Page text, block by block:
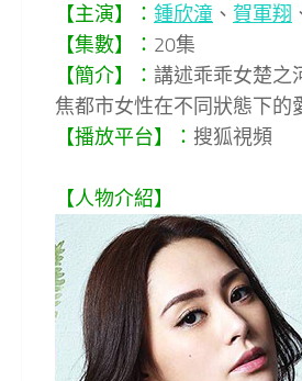
【主演】： 鍾欣潼 、 賀軍翔
【集數】： 20集
【簡介】： 講述乖乖女楚之
焦都市女性在不同狀態下的
【播放平台】： 搜狐視頻
【人物介紹】